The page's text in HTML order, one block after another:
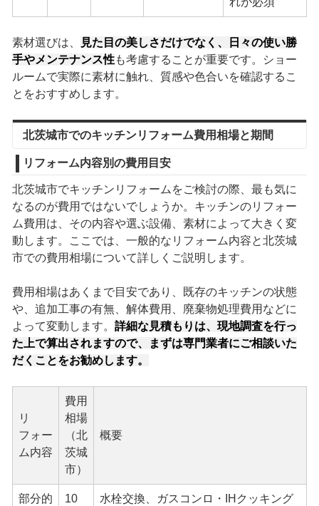
素材選びは、
見た目の美しさだけでなく、日々の使い勝
手やメンテナンス性も考慮することが重要です。ショー
ルームで実際に素材に触れ、質感や色合いを確認するこ
とをおすすめします。
北茨城市でのキッチンリフォーム費用相場と期間
リフォーム内容別の費用目安
北茨城市でキッチンリフォームをご検討の際、最も気に
なるのが費用ではないでしょうか。キッチンのリフォー
ム費用は、その内容や選ぶ設備、素材によって大きく変
動します。ここでは、一般的なリフォーム内容と北茨城
市での費用相場について詳しくご説明します。
費用相場はあくまで目安であり、既存のキッチンの状態
や、追加工事の有無、解体費用、廃棄物処理費用などに
よって変動します。 詳細な見積もりは、現地調査を行っ
た上で算出されますので、まずは専門業者にご相談いた
だくことをお勧めします。
リ
フォー
ム内容
費用
相場
（北
茨城
市）
概要
部分的
10
水栓交換、ガスコンロ・IHクッキング